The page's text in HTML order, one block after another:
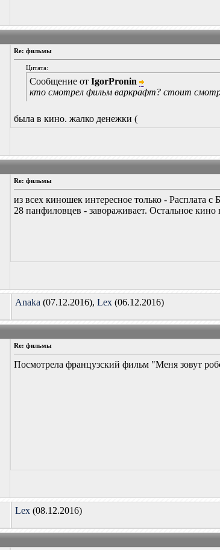
Re: фильмы
Цитата:
Сообщение отIgorPronin
кто смотрел фильм варкрафт? стоит
была в кино. жалко денежки (
Re: фильмы
из всех киношек интересное только - Расплата
28 панфиловцев - завораживает. Остальное
Anaka (07.12.2016),Lex (06.12.2016)
Re: фильмы
Посмотрела французский фильм "Меня зовут
Lex (08.12.2016)